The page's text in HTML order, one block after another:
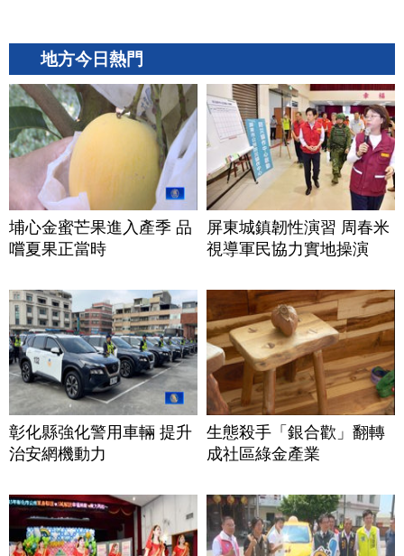
地方今日熱門
埔心金蜜芒果進入產季 品
嚐夏果正當時
屏東城鎮韌性演習 周春米
視導軍民協力實地操演
彰化縣強化警用車輛 提升
治安網機動力
生態殺手「銀合歡」翻轉
成社區綠金產業